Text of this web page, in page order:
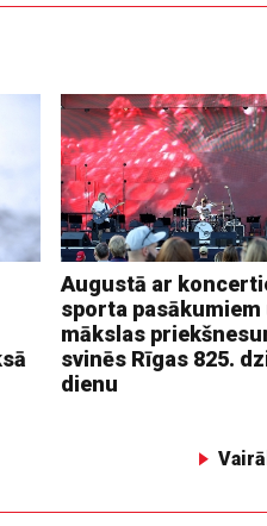
Augustā ar
sporta pasākumiem
mākslas
svinēs Rīgas 825.
dienu